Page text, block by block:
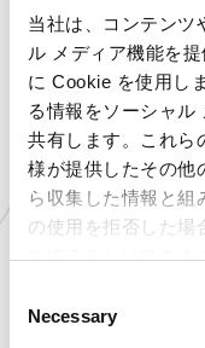
当社は、コンテンツ
ル メディア機能を
に Cookie を使用し
る情報をソーシャル
共有します。これら
様が提供したその他
ら収集した情報と組
の使用を拒否した場
スすることはできま
Necessary
大分県
プラサカプ
愛知県
MIRAINO
川店
北海道
ゲームラン
店
青森県
ゲームラ
岩手県
ゲームラン
宮城県
ゲームラン
千葉県
ゲームラン
千葉県